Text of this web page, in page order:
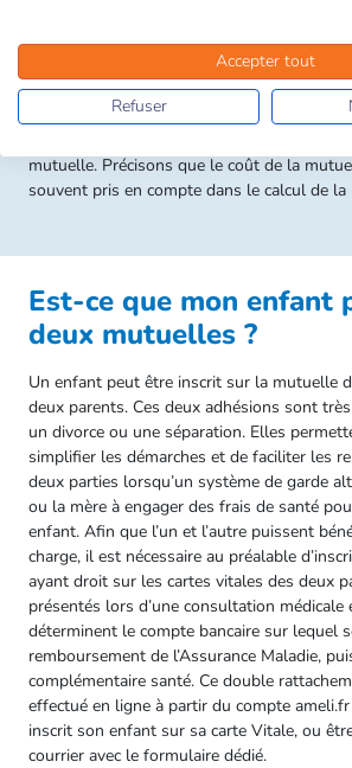
rattaché à la mutuelle de l'un des parents
décision du tribunal, en reçoit la garde
En cas de garde alternée, d’autres accords
possibles entre les deux parties. Le parent
mutuelle. Précisons que le coût de la
souvent pris en compte dans le calcul de
Est-ce que mon enfant
deux mutuelles ?
Un enfant peut être inscrit sur la mutuelle
deux parents. Ces deux adhésions sont
un divorce ou une séparation. Elles
simplifier les démarches et de faciliter les
deux parties lorsqu’un système de garde
ou la mère à engager des frais de santé
enfant. Afin que l’un et l’autre puissent
charge, il est nécessaire au préalable
ayant droit sur les cartes vitales des deux
présentés lors d’une consultation médicale
déterminent le compte bancaire sur lequel
remboursement de l’Assurance Maladie,
complémentaire santé. Ce double
effectué en ligne à partir du compte
inscrit son enfant sur sa carte Vitale, ou
courrier avec le formulaire dédié.
Accepter tout
Refuser